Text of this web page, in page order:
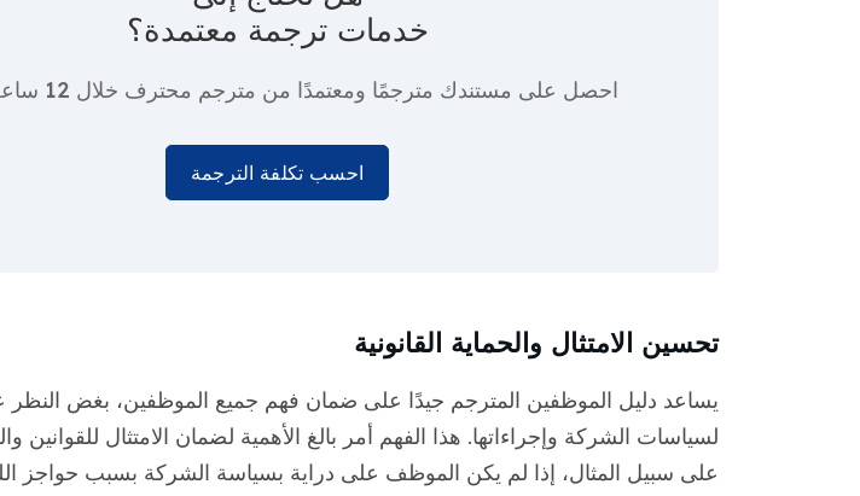
خدمات ترجمة معتمدة؟
احصل على مستندك مترجمًا ومعتمدًا من مترجم محترف خلال 12 ساعة فقط.
احسب تكلفة الترجمة
تحسين الامتثال والحماية القانونية
يساعد دليل الموظفين المترجم جيدًا على ضمان فهم جميع الموظفين، بغض النظر
لسياسات الشركة وإجراءاتها. هذا الفهم أمر بالغ الأهمية لضمان الامتثال للقوانين
على سبيل المثال، إذا لم يكن الموظف على دراية بسياسة الشركة بسبب حواجز